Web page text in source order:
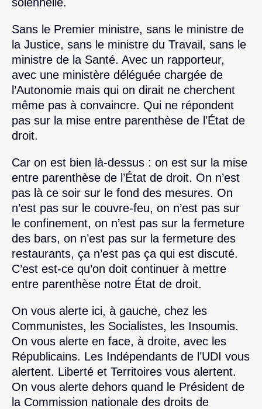
Sans le Premier ministre, sans le ministre de
la Justice, sans le ministre du Travail, sans le
ministre de la Santé. Avec un rapporteur,
avec une ministère déléguée chargée de
l’Autonomie mais qui on dirait ne cherchent
même pas à convaincre. Qui ne répondent
pas sur la mise entre parenthèse de l’État de
droit.
Car on est bien là-dessus : on est sur la mise
entre parenthèse de l’État de droit. On n’est
pas là ce soir sur le fond des mesures. On
n’est pas sur le couvre-feu, on n’est pas sur
le confinement, on n’est pas sur la fermeture
des bars, on n’est pas sur la fermeture des
restaurants, ça n’est pas ça qui est discuté.
C’est est-ce qu’on doit continuer à mettre
entre parenthèse notre État de droit.
On vous alerte ici, à gauche, chez les
Communistes, les Socialistes, les Insoumis.
On vous alerte en face, à droite, avec les
Républicains. Les Indépendants de l’UDI vous
alertent. Liberté et Territoires vous alertent.
On vous alerte dehors quand le Président de
la Commission nationale des droits de